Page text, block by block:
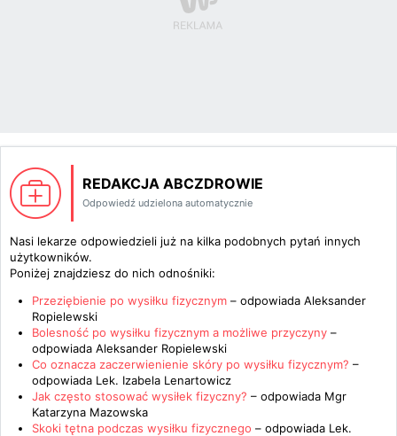
REDAKCJA ABCZDROWIE
Odpowiedź udzielona automatycznie
Nasi lekarze odpowiedzieli już na kilka podobnych pytań innych
użytkowników.
Poniżej znajdziesz do nich odnośniki:
Przeziębienie po wysiłku fizycznym – odpowiada Aleksander
Ropielewski
Bolesność po wysiłku fizycznym a możliwe przyczyny –
odpowiada Aleksander Ropielewski
Co oznacza zaczerwienienie skóry po wysiłku fizycznym? –
odpowiada Lek. Izabela Lenartowicz
Jak często stosować wysiłek fizyczny? – odpowiada Mgr
Katarzyna Mazowska
Skoki tętna podczas wysiłku fizycznego – odpowiada Lek.